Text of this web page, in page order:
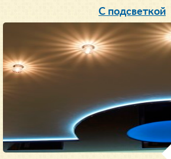
С подсветкой